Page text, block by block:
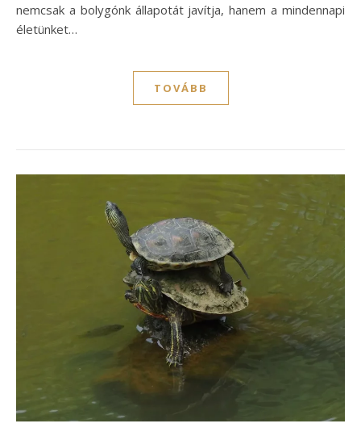
nemcsak a bolygónk állapotát javítja, hanem a mindennapi
életünket…
TOVÁBB